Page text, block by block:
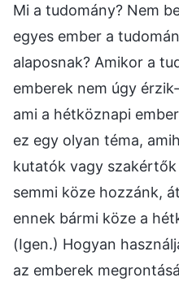
Mi a tudomány? Nem
egyes ember a
alaposnak? Amikor a
emberek nem úgy
ami a hétköznapi
ez egy olyan téma,
kutatók vagy
semmi köze hozzánk,
ennek bármi köze a
(Igen.) Hogyan
az emberek